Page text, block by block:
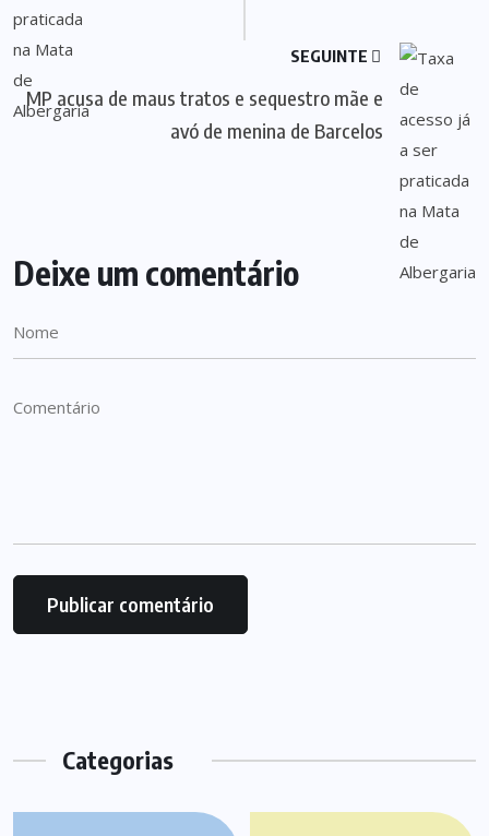
SEGUINTE
MP acusa de maus tratos e sequestro mãe e
avó de menina de Barcelos
Deixe um comentário
Categorias